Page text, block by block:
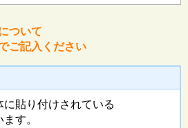
ついて
ご記入ください
に貼り付けされている
す。